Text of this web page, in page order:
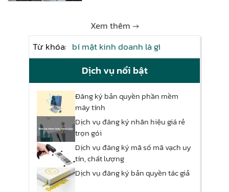
Xem thêm →
Từ khóa: bí mật kinh doanh là gì
Dịch vụ nổi bật
Đăng ký bản quyền phần mềm
máy tính
Dịch vụ đăng ký nhãn hiệu giá rẻ
trọn gói
Dịch vụ đăng ký mã số mã vạch uy
tín, chất lượng
Dịch vụ đăng ký bản quyền tác giả